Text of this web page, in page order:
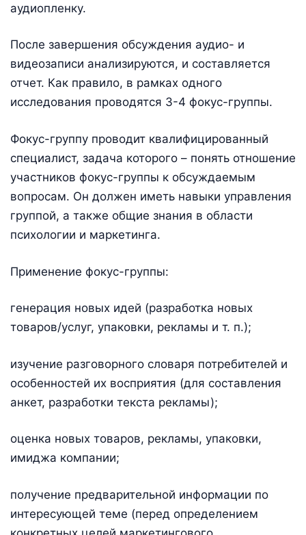
аудиопленку.
После завершения обсуждения аудио- и
видеозаписи анализируются, и составляется
отчет. Как правило, в рамках одного
исследования проводятся 3-4 фокус-группы.
Фокус-группу проводит квалифицированный
специалист, задача которого – понять отношение
участников фокус-группы к обсуждаемым
вопросам. Он должен иметь навыки управления
группой, а также общие знания в области
психологии и маркетинга.
Применение фокус-группы:
генерация новых идей (разработка новых
товаров/услуг, упаковки, рекламы и т. п.);
изучение разговорного словаря потребителей и
особенностей их восприятия (для составления
анкет, разработки текста рекламы);
оценка новых товаров, рекламы, упаковки,
имиджа компании;
получение предварительной информации по
интересующей теме (перед определением